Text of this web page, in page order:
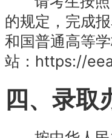
的规定，完成
和国普通高等
站：https://
四、录取